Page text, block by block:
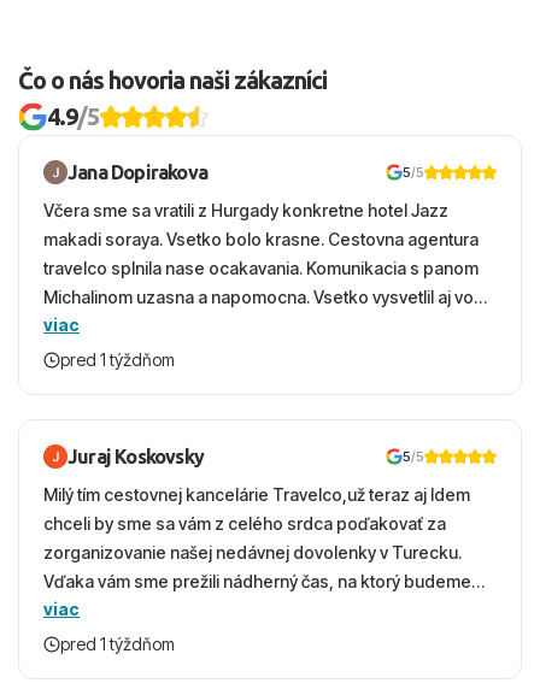
Čo o nás hovoria naši zákazníci
4.9/5
Jana Dopirakova 5/5
Včera sme sa vratili z Hurgady konkretne hotel Jazz
makadi soraya. Vsetko bolo krasne. Cestovna agentura
travelco splnila nase ocakavania. Komunikacia s panom
Michalinom uzasna a napomocna. Vsetko vysvetlil aj vo
vecernych hodinach zaco sa ospravedlnujem. Hotel
krasny, cisty. Sluzby top. Strava, prostredie, more,
viac
pred 1 týždňom
Juraj Koskovsky 5/5
Milý tím cestovnej kancelárie Travelco,už teraz aj Idem
chceli by sme sa vám z celého srdca poďakovať za
zorganizovanie našej nedávnej dovolenky v Turecku.
Vďaka vám sme prežili nádherný čas, na ktorý budeme
ešte dlho s úsmevom spomínať. ​Všetko prebehlo
absolútne hladko – od prvotného výberu zájazdu, cez
viac
pred 1 týždňom